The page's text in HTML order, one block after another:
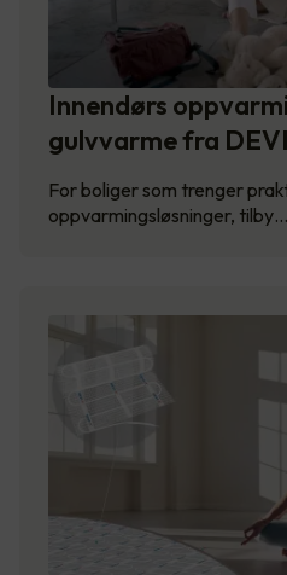
Innendørs
gulvvarme fra DEVI
For boliger som trenger
oppvarmingsløsninger, tilby…